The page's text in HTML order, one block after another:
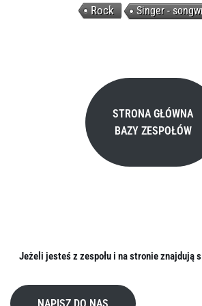
Rock Singer -
STRONA GŁÓWNA
BAZY ZESPOŁÓW
Jeżeli jesteś z zespołu i na stronie znajdują